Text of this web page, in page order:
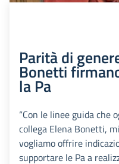
Parità di
Bonetti
la Pa
“Con le linee guida che
collega Elena Bonetti,
vogliamo offrire
supportare le Pa a